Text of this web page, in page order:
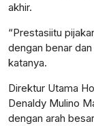
akhir.
“Prestasiitu
dengan benar dan
katanya.
Direktur Utama
Denaldy Mulino
dengan arah besar